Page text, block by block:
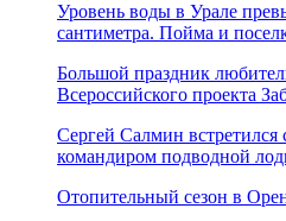
Уровень воды в Урале
сантиметра. Пойма и
Большой праздник
Всероссийского проекта
Сергей Салмин встретился
командиром подводной
Отопительный сезон в